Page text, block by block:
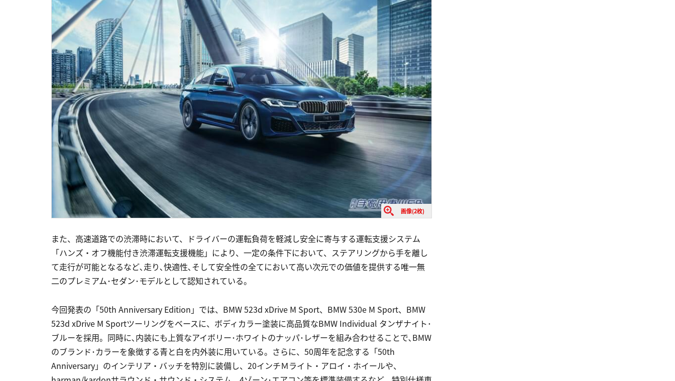
画像(2枚)
また、高速道路での渋滞時において、ドライバーの運転負荷を軽減し安全に寄与する運転支援システム
「ハンズ・オフ機能付き渋滞運転支援機能」により、一定の条件下において、ステアリングから手を離し
て走行が可能となるなど､走り､快適性､そして安全性の全てにおいて高い次元での価値を提供する唯一無
二のプレミアム･セダン･モデルとして認知されている。
今回発表の「50th Anniversary Edition」では、BMW 523d xDrive M Sport、BMW 530e M Sport、BMW
523d xDrive M Sportツーリングをベースに、ボディカラー塗装に高品質なBMW Individual タンザナイト･
ブルーを採用。同時に､内装にも上質なアイボリー･ホワイトのナッパ･レザーを組み合わせることで､BMW
のブランド･カラーを象徴する青と白を内外装に用いている。さらに、50周年を記念する「50th
Anniversary」のインテリア・バッチを特別に装備し、20インチＭライト・アロイ・ホイールや、